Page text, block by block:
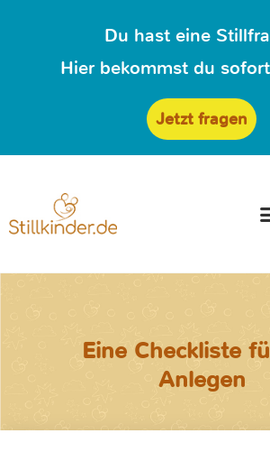
Du hast eine
Hier bekommst du
Jetzt fragen
Eine Checkliste
Anlegen